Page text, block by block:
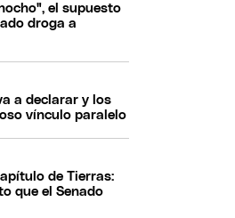
el supuesto
droga a
a declarar y los
vínculo paralelo
de Tierras:
que el Senado